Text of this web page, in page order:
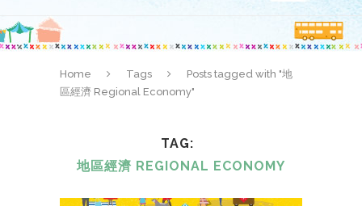
Home Tags
Posts tagged with "地
區經濟 Regional Economy"
TAG
地區經濟 REGIONAL ECONOMY